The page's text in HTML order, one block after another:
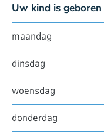
Uw kind is geboren
maandag
dinsdag
woensdag
donderdag